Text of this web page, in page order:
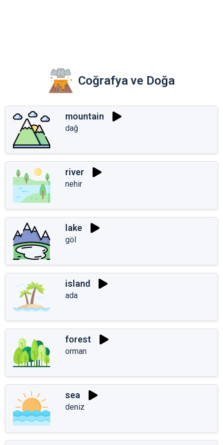
Coğrafya ve Doğa
mountain
dağ
river
nehir
lake
göl
island
ada
forest
orman
sea
deniz